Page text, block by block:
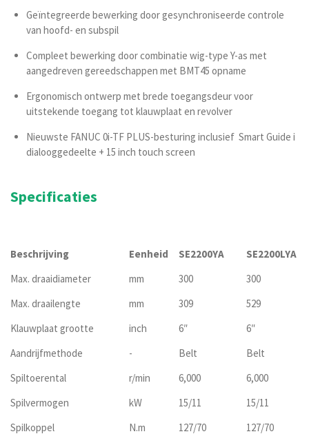
Geïntegreerde bewerking door gesynchroniseerde controle
van hoofd- en subspil
Compleet bewerking door combinatie wig-type Y-as met
aangedreven gereedschappen met BMT45 opname
Ergonomisch ontwerp met brede toegangsdeur voor
uitstekende toegang tot klauwplaat en revolver
Nieuwste FANUC 0i-TF PLUS-besturing inclusief Smart Guide i
dialooggedeelte + 15 inch touch screen
Specificaties
Beschrijving Eenheid SE2200YA
SE2200LYA
Max. draaidiameter
mm 300
300
Max. draailengte
mm 309
529
Klauwplaat grootte
inch 6″
6″
Aandrijfmethode
- Belt
Belt
Spiltoerental
r/min 6,000
6,000
Spilvermogen
kW 15/11
15/11
Spilkoppel
N.m 127/70
127/70